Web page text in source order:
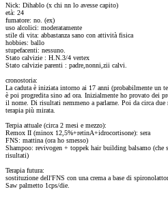
Nick: Dihablo (x chi nn lo avesse capito)
età: 24
fumatore: no. (ex)
uso alcolici: moderatamente
stile di vita: abbastanza sano con attività fisica
hobbies: ballo
stupefacenti: nessuno.
Stato calvizie : H.N.3/4 vertex
Stato calvizie parenti : padre,nonni,zii calvi.
cronostoria:
La caduta è iniziata intorno ai 17 anni (probabilmente un
è poi progredita sino ad ora. Inizialmente ho provato dei
il nome. Di risultati nemmeno a parlarne. Poi da circa due
terapia più mirata.
Terpia attuale (circa 2 mesi e mezzo):
Remox II (minox 12,5%+retinA+idrocortisone): sera
FNS: mattina (ora ho smesso)
Shampoo: revivogen + toppek hair building balsamo (che
risultati)
Terapia futura:
sostituzione dell'FNS con una crema a base di
Saw palmetto 1cps/die.